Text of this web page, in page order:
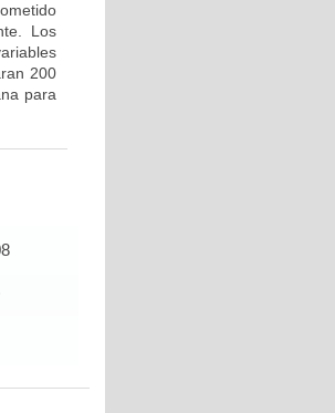
Los
200
para